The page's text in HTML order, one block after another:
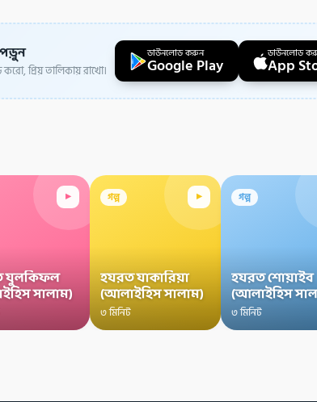
পড়ুন
প্রিয় তালিকায় রাখো।
ডাউনলোড করুন
Google Play
ডাউনলোড
App
▸
যুলকিফল
সালাম)
গল্প ▸
হযরত যাকারিয়া
(আলাইহিস সালাম)
৩ মিনিট
গল্প
হযরত শোয়াইব
(আলাইহিস
৩ মিনিট